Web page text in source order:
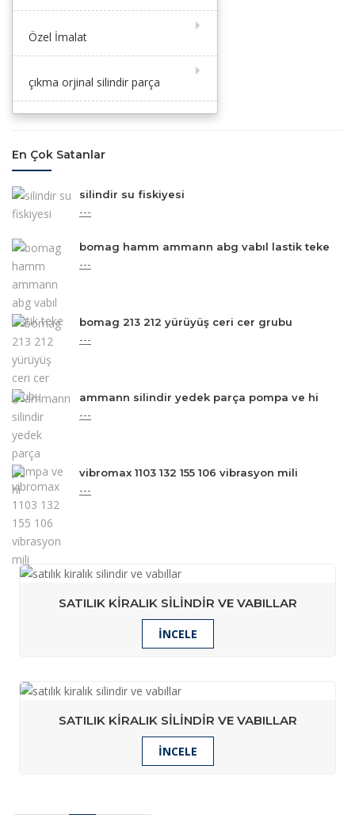
Özel İmalat
çıkma orjinal silindir parça
En Çok Satanlar
silindir su fiskiyesi
---
bomag hamm ammann abg vabıl lastik teke
---
bomag 213 212 yürüyüş ceri cer grubu
---
ammann silindir yedek parça pompa ve hi
---
vibromax 1103 132 155 106 vibrasyon mili
---
SATILIK KIRALIK SILINDIR VE VABILLAR
İNCELE
SATILIK KIRALIK SILINDIR VE VABILLAR
İNCELE